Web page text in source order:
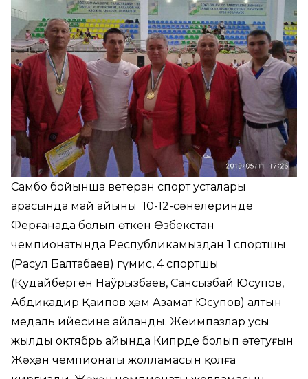
Самбо бойынша ветеран спорт усталары
арасында май айының 10-12-сәнелеринде
Ферғанада болып өткен Өзбекстан
чемпионатында Республикамыздан 1 спортшы
(Расул Балтабаев) гүмис, 4 спортшы
(Қудайберген Наўрызбаев, Сансызбай Юсупов,
Абдиқадир Қаипов ҳәм Азамат Юсупов) алтын
медаль ийесине айланды. Жеңимпазлар усы
жылдың октябрь айында Кипрде болып өтетуғын
Жәҳән чемпионаты жолламасын қолға